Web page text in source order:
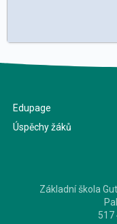
Edupage
Úspěchy žáků
Základní škola
517